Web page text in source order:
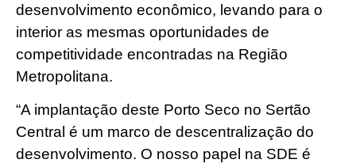
desenvolvimento econômico, levando para o
interior as mesmas oportunidades de
competitividade encontradas na Região
Metropolitana.
“A implantação deste Porto Seco no Sertão
Central é um marco de descentralização do
desenvolvimento. O nosso papel na SDE é